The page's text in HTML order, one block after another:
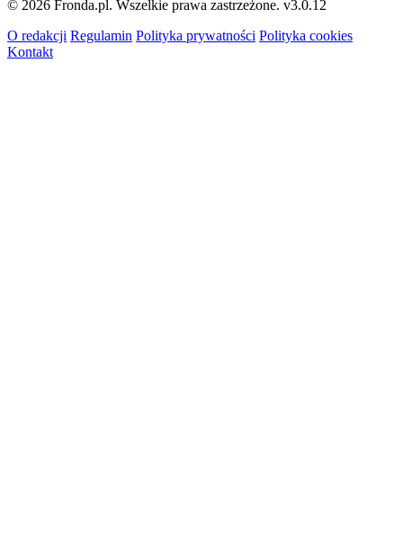
© 2026 Fronda.pl. Wszelkie prawa zastrzeżone. v3.0.12
O redakcji Regulamin Polityka prywatności Polityka cookies
Kontakt